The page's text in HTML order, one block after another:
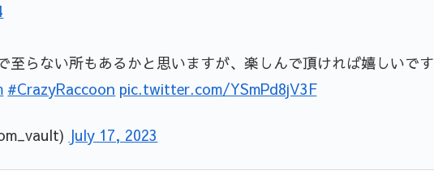
至らない所もあるかと思いますが、楽しんで頂ければ嬉しいです
#CrazyRaccoon pic.twitter.com/YSmPd8jV3F
July 17, 2023